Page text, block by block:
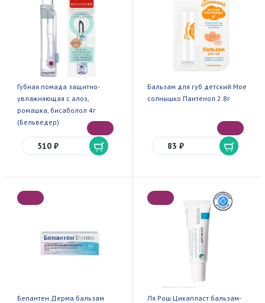
Губная помада защитно-
увлажняющая с алоэ,
ромашка, бисаболол 4г
(Бельведер)
510 ₽
Бальзам для губ детский Мое
солнышко Пантенол 2.8г
83 ₽
Бепантен Дерма бальзам
Ля Рош Цикапласт бальзам-